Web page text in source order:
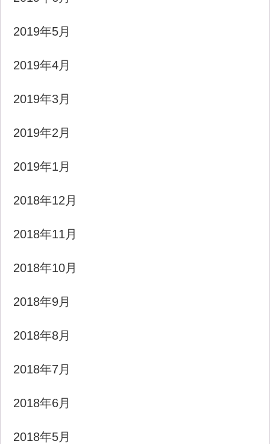
2019年5月
2019年4月
2019年3月
2019年2月
2019年1月
2018年12月
2018年11月
2018年10月
2018年9月
2018年8月
2018年7月
2018年6月
2018年5月